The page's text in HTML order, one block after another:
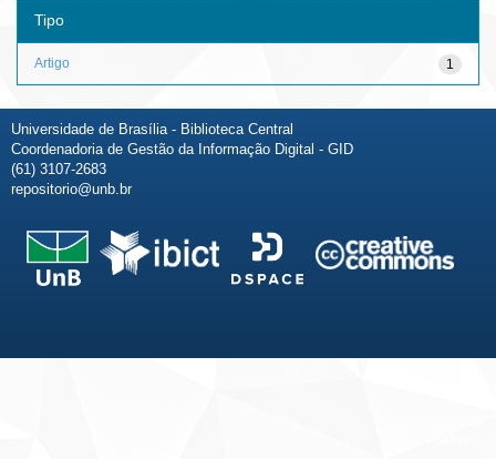
Tipo
1
Artigo
Universidade de Brasília - Biblioteca Central
Coordenadoria de Gestão da Informação Digital - GID
(61) 3107-2683
repositorio@unb.br